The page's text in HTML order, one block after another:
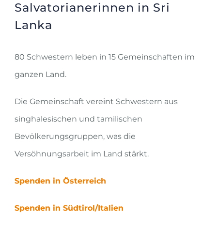
Salvatorianerinnen in Sri
Lanka
80 Schwestern leben in 15 Gemeinschaften im
ganzen Land.
Die Gemeinschaft vereint Schwestern aus
singhalesischen und tamilischen
Bevölkerungsgruppen, was die
Versöhnungsarbeit im Land stärkt.
Spenden in Österreich
Spenden in Südtirol/Italien